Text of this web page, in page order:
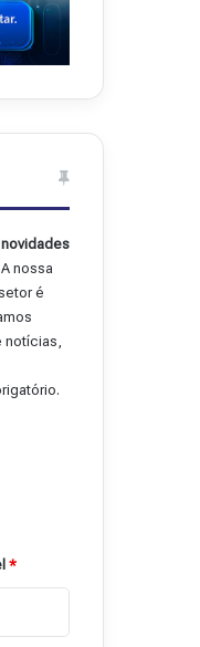
A nossa
é
notícias,
*